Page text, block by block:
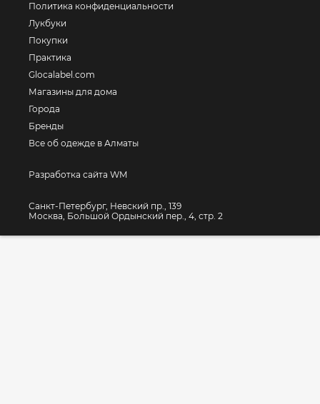
Политика конфиденциальности
Лукбуки
Покупки
Практика
Glocalabel.com
Магазины для дома
Города
Бренды
Все об одежде в Алматы
Разработка сайта WM
Санкт-Петербург, Невский пр., 139
Москва, Большой Ордынский пер., 4, стр. 2